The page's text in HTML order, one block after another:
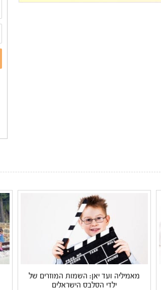
מאמיליה ועד יאן: השמות המוזרים של
ילדי הסלבס הישראלים